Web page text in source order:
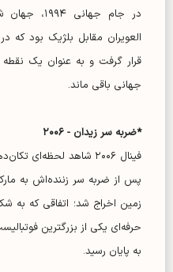
در جام
العویران مقابل بلژیک بود که
قرار گرفت و به عنوان یک
جهانی باقی ماند.
*ضربه سر زیدان - ۲۰۰۶
فینال ۲۰۰۶ شاهد
پس از ضربه سر زننده‌اش به مارکو
زمین اخراج شد؛ اتفاقی که به
حرفه‌ای یکی از بزرگترین
به پایان رسید.